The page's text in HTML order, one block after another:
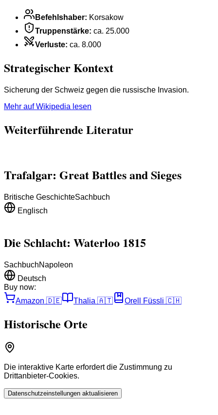
Befehlshaber: Korsakow
Truppenstärke: ca. 25.000
Verluste: ca. 8.000
Strategischer Kontext
Sicherung der Schweiz gegen die russische Invasion.
Mehr auf Wikipedia lesen
Weiterführende Literatur
Trafalgar: Great Battles and Sieges
Britische GeschichteSachbuch
Englisch
Die Schlacht: Waterloo 1815
SachbuchNapoleon
Deutsch
Buy now:
Amazon 🇩🇪 Thalia 🇦🇹 Orell Füssli 🇨🇭
Historische Orte
Die interaktive Karte erfordert die Zustimmung zu
Drittanbieter-Cookies.
Datenschutzeinstellungen aktualisieren